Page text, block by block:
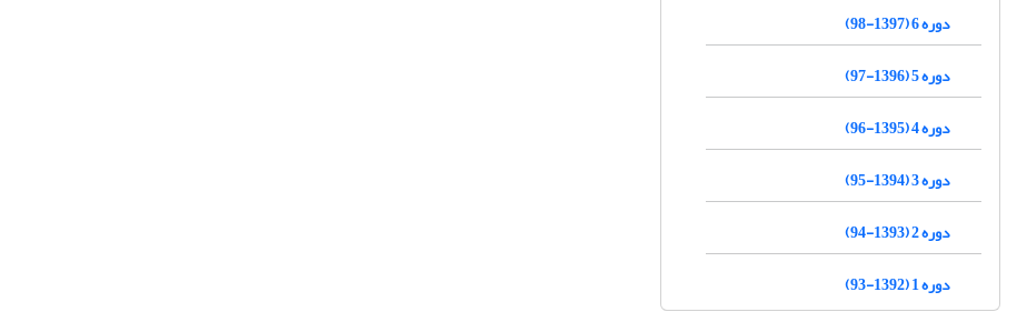
دوره 6 (1397-98)
دوره 5 (1396-97)
دوره 4 (1395-96)
دوره 3 (1394-95)
دوره 2 (1393-94)
دوره 1 (1392-93)